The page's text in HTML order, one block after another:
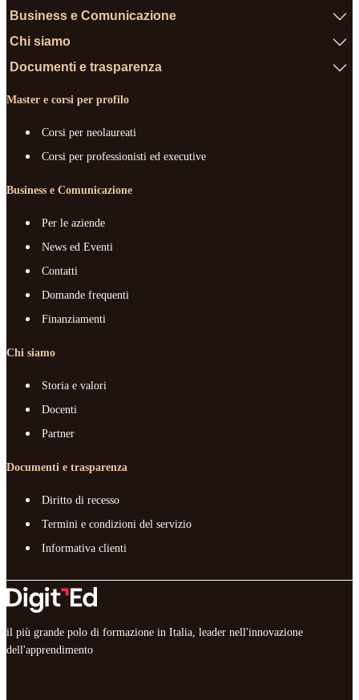
Business e Comunicazione
Chi siamo
Documenti e trasparenza
Master e corsi per profilo
Corsi per neolaureati
Corsi per professionisti ed executive
Business e Comunicazione
Per le aziende
News ed Eventi
Contatti
Domande frequenti
Finanziamenti
Chi siamo
Storia e valori
Docenti
Partner
Documenti e trasparenza
Diritto di recesso
Termini e condizioni del servizio
Informativa clienti
il più grande polo di formazione in Italia, leader nell'innovazione
dell'apprendimento